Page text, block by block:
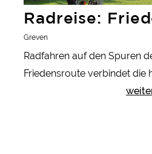
Radreise:
Greven
Radfahren auf den Spuren
Friedensroute verbindet die
Rathäuser der beiden